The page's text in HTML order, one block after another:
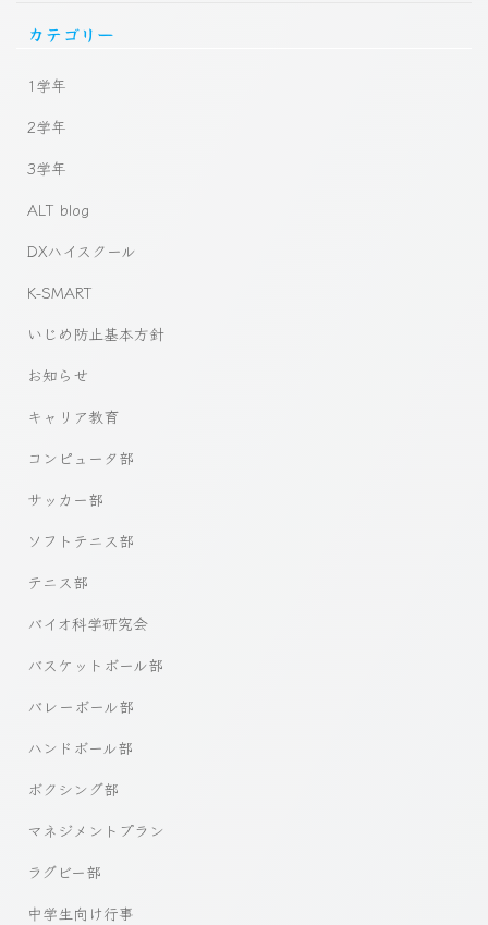
カテゴリー
1学年
2学年
3学年
ALT blog
DXハイスクール
K-SMART
いじめ防止基本方針
お知らせ
キャリア教育
コンピュータ部
サッカー部
ソフトテニス部
テニス部
バイオ科学研究会
バスケットボール部
バレーボール部
ハンドボール部
ボクシング部
マネジメントプラン
ラグビー部
中学生向け行事